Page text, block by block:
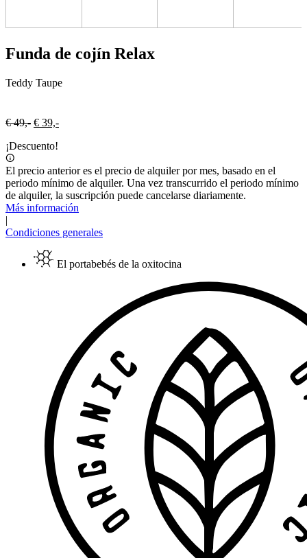
Funda de cojín Relax
Teddy Taupe
€49,- Oorspronkelijke
was:
€ 39,-Huidige
¡Descuento!
El precio anterior es el precio de alquiler por mes, basado en el
periodo mínimo de alquiler. Una vez transcurrido el periodo mínimo
de alquiler, la suscripción puede cancelarse diariamente.
Más información
|
Condiciones generales
El portabebés de la oxitocina